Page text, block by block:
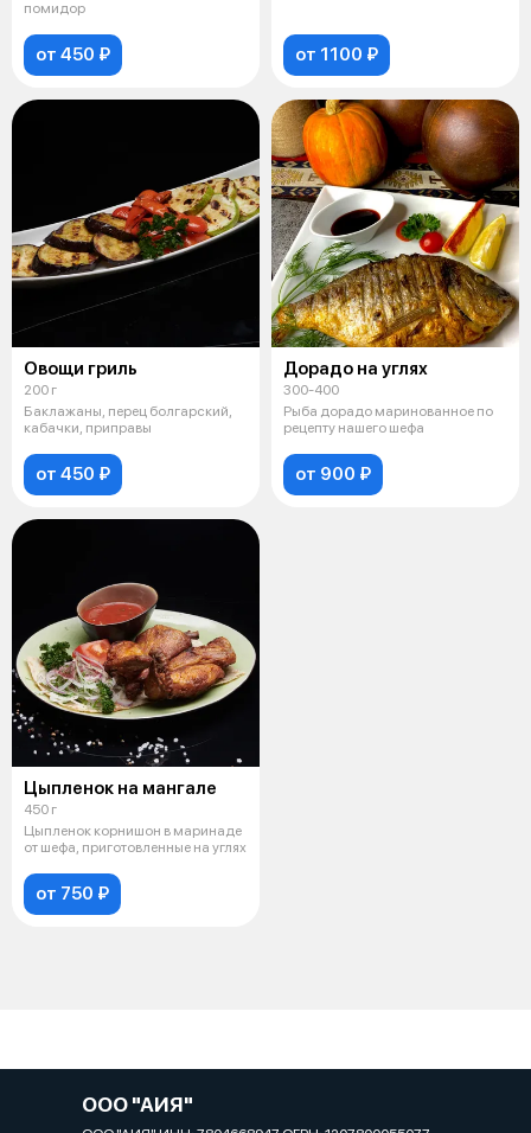
помидор
от 450 ₽ от 1100 ₽
Овощи гриль
200 г
Баклажаны, перец болгарский,
кабачки, приправы
от 450 ₽
Дорадо на углях
300-400
Рыба дорадо маринованное по
рецепту нашего шефа
от 900 ₽
Цыпленок на мангале
450 г
Цыпленок корнишон в маринаде
от шефа, приготовленные на углях
от 750 ₽
ООО "АИЯ"